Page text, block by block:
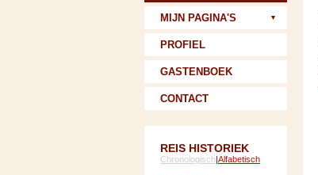
MIJN PAGINA'S
PROFIEL
GASTENBOEK
CONTACT
REIS HISTORIEK
Chronologisch|Alfabetisch